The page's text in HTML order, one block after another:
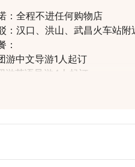
：全程不进任何购物店
：汉口、洪山、武昌火车站附
：
游中文导游1人起订
游英语导游4人起订
小团2人起订